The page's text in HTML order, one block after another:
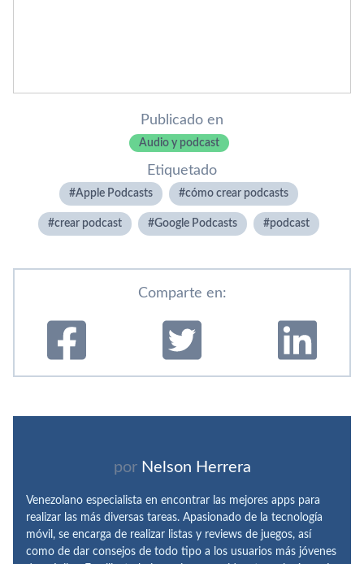
Publicado en
Audio y podcast
Etiquetado
Apple Podcasts cómo crear podcasts
crear podcast Google Podcasts podcast
Comparte en:
por Nelson Herrera
Venezolano especialista en encontrar las mejores apps para
realizar las más diversas tareas. Apasionado de la tecnología
móvil, se encarga de realizar listas y reviews de juegos, así
como de dar consejos de todo tipo a los usuarios más jóvenes